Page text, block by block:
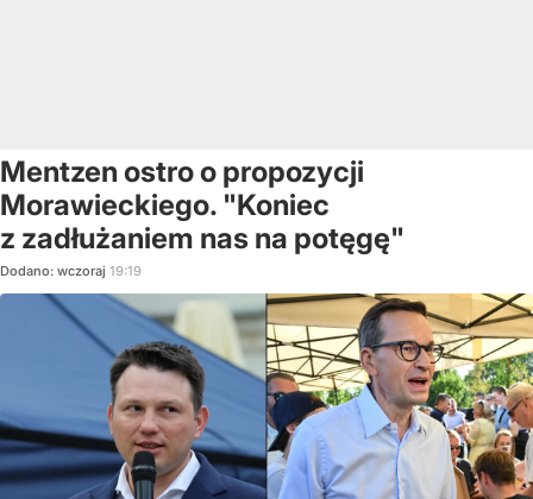
Mentzen ostro o propozycji
Morawieckiego. "Koniec
z zadłużaniem nas na potęgę"
Dodano: wczoraj 19:19